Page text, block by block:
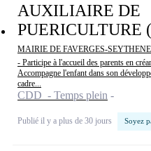
AUXILIAIRE DE
PUERICULTURE
MAIRIE DE FAVERGES-
- Participe à l'accueil des parents en
Accompagne l'enfant dans son
cadre...
CDD - Temps plein
Publié il y a plus de 30 jours Soyez